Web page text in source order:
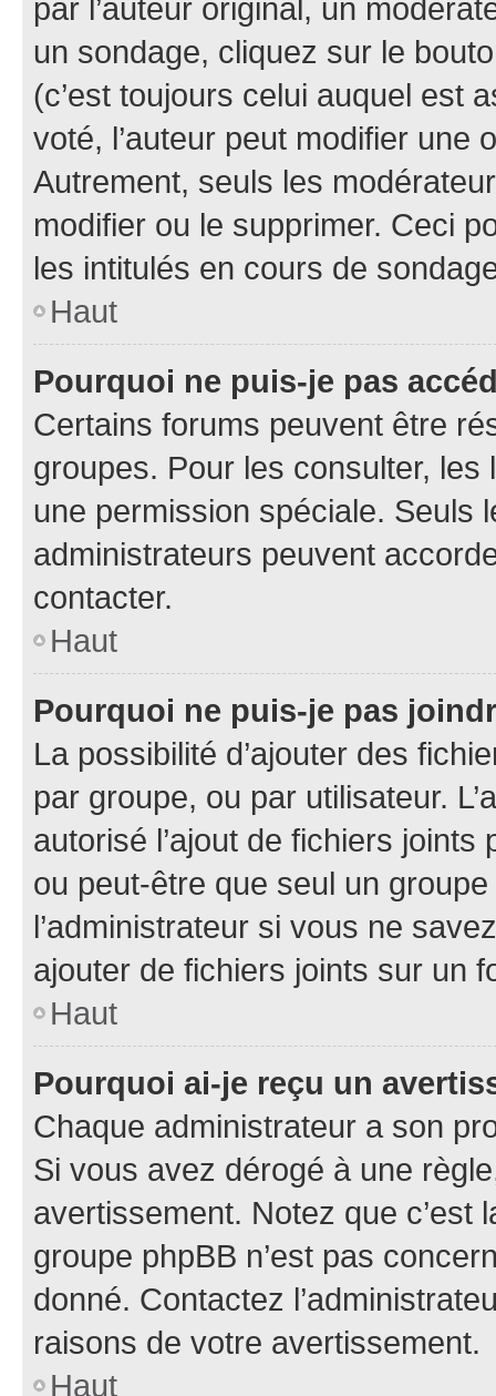
par l’auteur original, un
un sondage, cliquez sur le
(c’est toujours celui auquel est
voté, l’auteur peut modifier une
Autrement, seuls les
modifier ou le supprimer. Ceci
les intitulés en cours de
Haut
Pourquoi ne puis-je pas
Certains forums peuvent être
groupes. Pour les consulter,
une permission spéciale. Seuls
administrateurs peuvent
contacter.
Haut
Pourquoi ne puis-je pas
La possibilité d’ajouter des
par groupe, ou par utilisateur.
autorisé l’ajout de fichiers
ou peut-être que seul un
l’administrateur si vous ne
ajouter de fichiers joints sur un
Haut
Pourquoi ai-je reçu un
Chaque administrateur a son
Si vous avez dérogé à une
avertissement. Notez que c’est
groupe phpBB n’est pas
donné. Contactez
raisons de votre avertissement.
Haut